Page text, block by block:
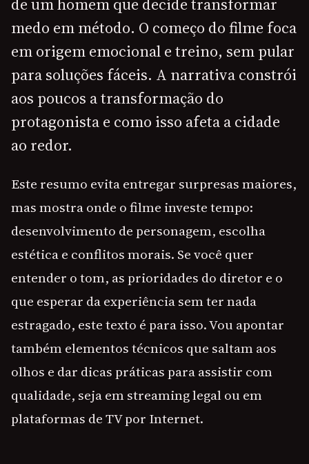
de um homem que decide transformar
medo em método. O começo do filme foca
em origem emocional e treino, sem pular
para soluções fáceis. A narrativa constrói
aos poucos a transformação do
protagonista e como isso afeta a cidade
ao redor.
Este resumo evita entregar surpresas maiores,
mas mostra onde o filme investe tempo:
desenvolvimento de personagem, escolha
estética e conflitos morais. Se você quer
entender o tom, as prioridades do diretor e o
que esperar da experiência sem ter nada
estragado, este texto é para isso. Vou apontar
também elementos técnicos que saltam aos
olhos e dar dicas práticas para assistir com
qualidade, seja em streaming legal ou em
plataformas de TV por Internet.